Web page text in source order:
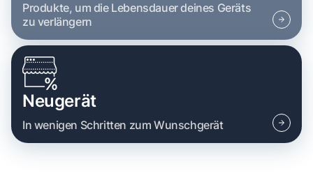
Produkte, um die Lebensdauer deines Geräts
zu verlängern
Neugerät
In wenigen Schritten zum Wunschgerät